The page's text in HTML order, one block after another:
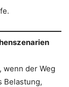
wenn der Weg
Belastung,